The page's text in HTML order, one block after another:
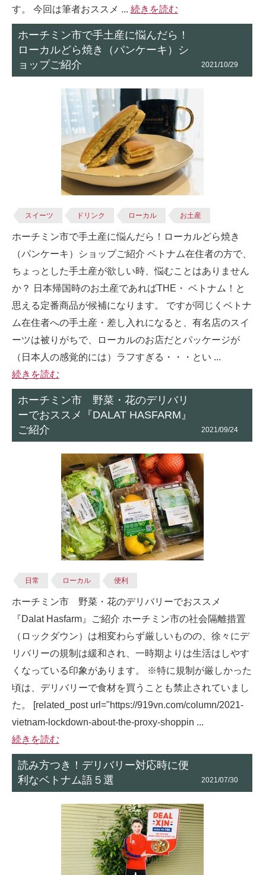
す。 今回は筆者おススメ ... 続きを読む
ホーチミン市で手土産に悩んだら！
ローカルどら焼き（パンケーキ）シ
ョップご紹介
2021/10/29
スイーツ ドリンク ローカル お土産
ホーチミン市で手土産に悩んだら！ローカルどら焼き
（パンケーキ）ショップご紹介 ベトナム在住者の方で、
ちょっとした手土産が欲しい時、悩むことはありません
か？ 日本帰国時のお土産であればTHE・ ベトナム！と
思える定番商品が候補になります。 ですが同じくベトナ
ム在住者への手土産・差し入れになると、有名店のスイ
ーツは被りがちで、ローカルのお店だとパッケージが
（日本人の感覚的には）ラフすぎる・・・とい ...
続きを読む
ホーチミン市 野菜・花のデリバリ
ーでおススメ『DALAT HASFARM』
ご紹介
2021/09/24
日常 ローカル 便利
ホーチミン市 野菜・花のデリバリーでおススメ
『Dalat Hasfarm』ご紹介 ホーチミン市の社会隔離措置
（ロックダウン）は相変わらず厳しいものの、徐々にデ
リバリーの規制は緩和され、一時期よりは生活はしやす
くなっている印象があります。 ※特に規制が厳しかった
頃は、デリバリーで食材を買うことも禁止されていまし
た。 [related_post url="https://919vn.com/column/2021-
vietnam-lockdown-about-the-proxy-shoppin ...
続きを読む
読み方つき！デリバリー対応時に便
利なベトナム語５選
2021/07/30